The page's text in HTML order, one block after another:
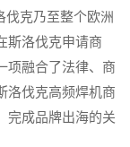
克乃至整个欧洲
斯洛伐克申请商
项融合了法律、商
洛伐克高频焊机商
完成品牌出海的关